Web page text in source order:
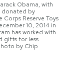
Obama, with
donated by
Reserve Toys
10, 2014 in
has worked with
gifts for less
by Chip